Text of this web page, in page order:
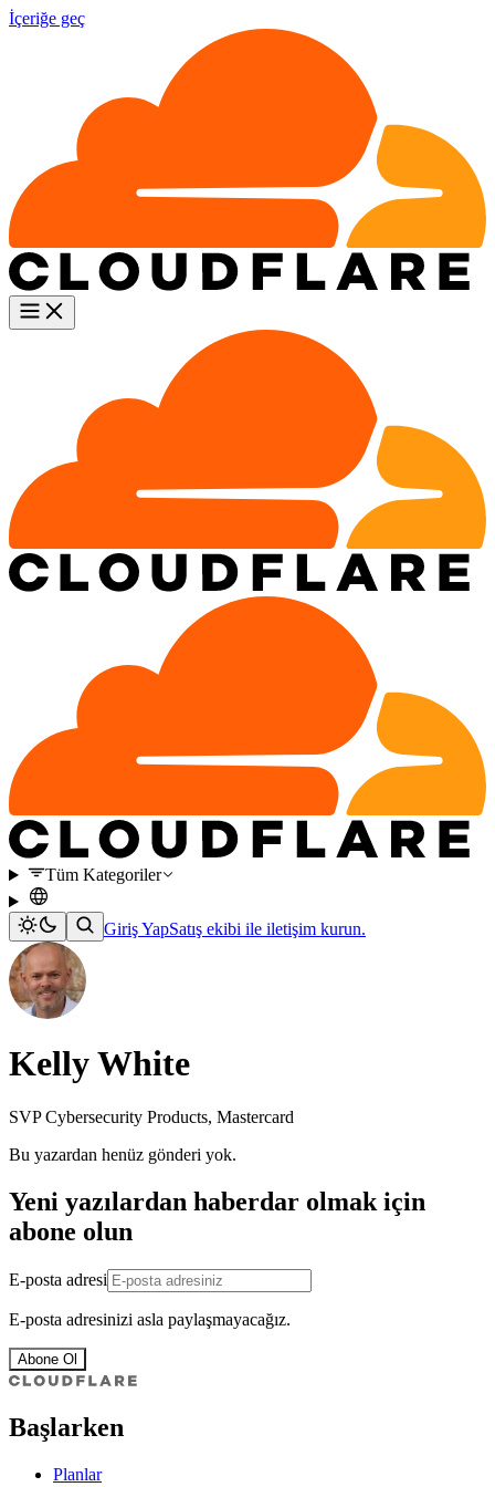
İçeriğe geç
Tüm Kategoriler
Giriş YapSatış ekibi ile iletişim kurun.
Kelly White
SVP Cybersecurity Products, Mastercard
Bu yazardan henüz gönderi yok.
Yeni yazılardan haberdar olmak için
abone olun
E-posta adresi
E-posta adresinizi asla paylaşmayacağız.
Abone Ol
Başlarken
Planlar